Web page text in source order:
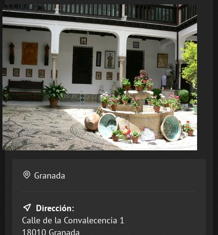
Granada
Dirección:
Calle de la Convalecencia 1
18010 Granada